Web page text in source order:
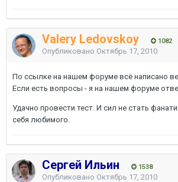
Valery Ledovskoy 1082
Опубликовано Октябрь 17, 2010
По ссылке на нашем форуме всё написано
Если есть вопросы - я на нашем форуме
Удачно провести тест. И сил не стать
себя любимого.
Сергей Ильин 1538
Опубликовано Октябрь 17, 2010